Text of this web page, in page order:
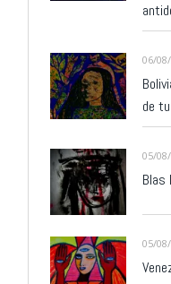
06/
de
05/
Blas
05/